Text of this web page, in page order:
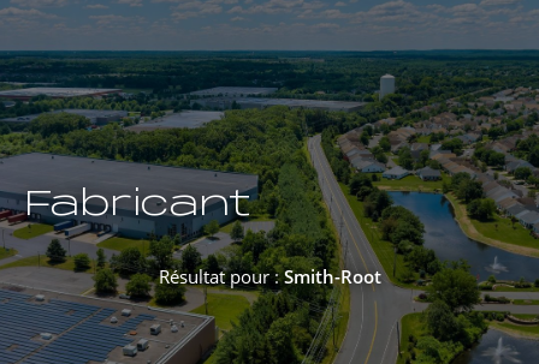
Fabricant
Résultat pour :Smith-Root